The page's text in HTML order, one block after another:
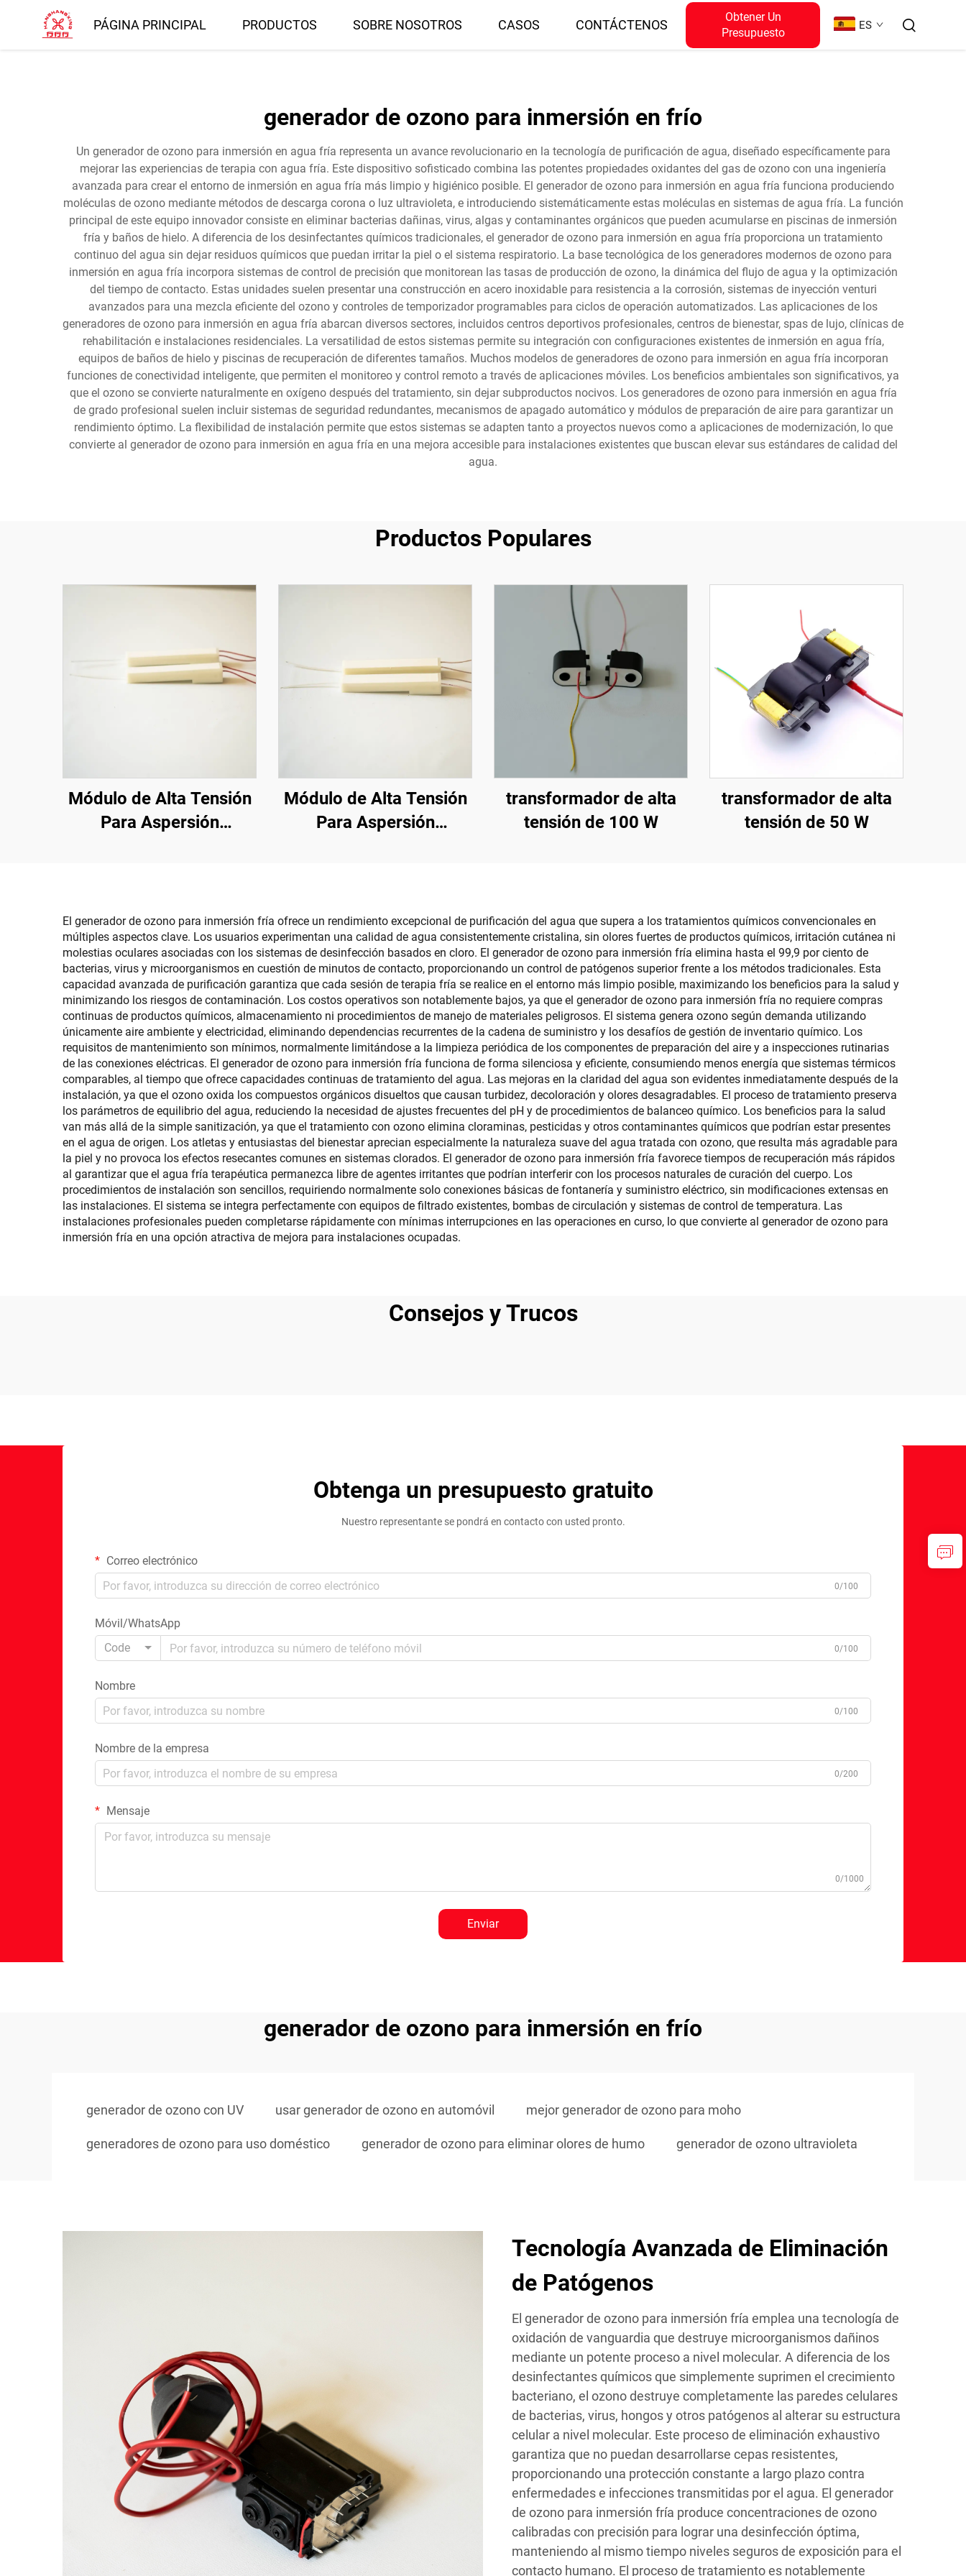
PÁGINA PRINCIPAL PRODUCTOS SOBRE NOSOTROS CASOS CONTÁCTENOS
Obtener Un
Presupuesto
ES
generador de ozono para inmersión en frío
Un generador de ozono para inmersión en agua fría representa un avance revolucionario en la tecnología de purificación de agua, diseñado específicamente para
mejorar las experiencias de terapia con agua fría. Este dispositivo sofisticado combina las potentes propiedades oxidantes del gas de ozono con una ingeniería
avanzada para crear el entorno de inmersión en agua fría más limpio y higiénico posible. El generador de ozono para inmersión en agua fría funciona produciendo
moléculas de ozono mediante métodos de descarga corona o luz ultravioleta, e introduciendo sistemáticamente estas moléculas en sistemas de agua fría. La función
principal de este equipo innovador consiste en eliminar bacterias dañinas, virus, algas y contaminantes orgánicos que pueden acumularse en piscinas de inmersión
fría y baños de hielo. A diferencia de los desinfectantes químicos tradicionales, el generador de ozono para inmersión en agua fría proporciona un tratamiento
continuo del agua sin dejar residuos químicos que puedan irritar la piel o el sistema respiratorio. La base tecnológica de los generadores modernos de ozono para
inmersión en agua fría incorpora sistemas de control de precisión que monitorean las tasas de producción de ozono, la dinámica del flujo de agua y la optimización
del tiempo de contacto. Estas unidades suelen presentar una construcción en acero inoxidable para resistencia a la corrosión, sistemas de inyección venturi
avanzados para una mezcla eficiente del ozono y controles de temporizador programables para ciclos de operación automatizados. Las aplicaciones de los
generadores de ozono para inmersión en agua fría abarcan diversos sectores, incluidos centros deportivos profesionales, centros de bienestar, spas de lujo, clínicas de
rehabilitación e instalaciones residenciales. La versatilidad de estos sistemas permite su integración con configuraciones existentes de inmersión en agua fría,
equipos de baños de hielo y piscinas de recuperación de diferentes tamaños. Muchos modelos de generadores de ozono para inmersión en agua fría incorporan
funciones de conectividad inteligente, que permiten el monitoreo y control remoto a través de aplicaciones móviles. Los beneficios ambientales son significativos, ya
que el ozono se convierte naturalmente en oxígeno después del tratamiento, sin dejar subproductos nocivos. Los generadores de ozono para inmersión en agua fría
de grado profesional suelen incluir sistemas de seguridad redundantes, mecanismos de apagado automático y módulos de preparación de aire para garantizar un
rendimiento óptimo. La flexibilidad de instalación permite que estos sistemas se adapten tanto a proyectos nuevos como a aplicaciones de modernización, lo que
convierte al generador de ozono para inmersión en agua fría en una mejora accesible para instalaciones existentes que buscan elevar sus estándares de calidad del
agua.
Productos Populares
Módulo de Alta Tensión
Para Aspersión
Módulo de Alta Tensión
Para Aspersión
transformador de alta
tensión de 100 W
transformador de alta
tensión de 50 W
El generador de ozono para inmersión fría ofrece un rendimiento excepcional de purificación del agua que supera a los tratamientos químicos convencionales en
múltiples aspectos clave. Los usuarios experimentan una calidad de agua consistentemente cristalina, sin olores fuertes de productos químicos, irritación cutánea ni
molestias oculares asociadas con los sistemas de desinfección basados en cloro. El generador de ozono para inmersión fría elimina hasta el 99,9 por ciento de
bacterias, virus y microorganismos en cuestión de minutos de contacto, proporcionando un control de patógenos superior frente a los métodos tradicionales. Esta
capacidad avanzada de purificación garantiza que cada sesión de terapia fría se realice en el entorno más limpio posible, maximizando los beneficios para la salud y
minimizando los riesgos de contaminación. Los costos operativos son notablemente bajos, ya que el generador de ozono para inmersión fría no requiere compras
continuas de productos químicos, almacenamiento ni procedimientos de manejo de materiales peligrosos. El sistema genera ozono según demanda utilizando
únicamente aire ambiente y electricidad, eliminando dependencias recurrentes de la cadena de suministro y los desafíos de gestión de inventario químico. Los
requisitos de mantenimiento son mínimos, normalmente limitándose a la limpieza periódica de los componentes de preparación del aire y a inspecciones rutinarias
de las conexiones eléctricas. El generador de ozono para inmersión fría funciona de forma silenciosa y eficiente, consumiendo menos energía que sistemas térmicos
comparables, al tiempo que ofrece capacidades continuas de tratamiento del agua. Las mejoras en la claridad del agua son evidentes inmediatamente después de la
instalación, ya que el ozono oxida los compuestos orgánicos disueltos que causan turbidez, decoloración y olores desagradables. El proceso de tratamiento preserva
los parámetros de equilibrio del agua, reduciendo la necesidad de ajustes frecuentes del pH y de procedimientos de balanceo químico. Los beneficios para la salud
van más allá de la simple sanitización, ya que el tratamiento con ozono elimina cloraminas, pesticidas y otros contaminantes químicos que podrían estar presentes
en el agua de origen. Los atletas y entusiastas del bienestar aprecian especialmente la naturaleza suave del agua tratada con ozono, que resulta más agradable para
la piel y no provoca los efectos resecantes comunes en sistemas clorados. El generador de ozono para inmersión fría favorece tiempos de recuperación más rápidos
al garantizar que el agua fría terapéutica permanezca libre de agentes irritantes que podrían interferir con los procesos naturales de curación del cuerpo. Los
procedimientos de instalación son sencillos, requiriendo normalmente solo conexiones básicas de fontanería y suministro eléctrico, sin modificaciones extensas en
las instalaciones. El sistema se integra perfectamente con equipos de filtrado existentes, bombas de circulación y sistemas de control de temperatura. Las
instalaciones profesionales pueden completarse rápidamente con mínimas interrupciones en las operaciones en curso, lo que convierte al generador de ozono para
inmersión fría en una opción atractiva de mejora para instalaciones ocupadas.
Consejos y Trucos
Obtenga un presupuesto gratuito
Nuestro representante se pondrá en contacto con usted pronto.
Correo electrónico
0/100
Móvil/WhatsApp
Code
0/100
Nombre
0/100
Nombre de la empresa
0/200
Mensaje
0/1000
Enviar
generador de ozono para inmersión en frío
generador de ozono con UV usar generador de ozono en automóvil mejor generador de ozono para moho
generadores de ozono para uso doméstico generador de ozono para eliminar olores de humo generador de ozono ultravioleta
Tecnología Avanzada de Eliminación
de Patógenos
El generador de ozono para inmersión fría emplea una tecnología de
oxidación de vanguardia que destruye microorganismos dañinos
mediante un potente proceso a nivel molecular. A diferencia de los
desinfectantes químicos que simplemente suprimen el crecimiento
bacteriano, el ozono destruye completamente las paredes celulares
de bacterias, virus, hongos y otros patógenos al alterar su estructura
celular a nivel molecular. Este proceso de eliminación exhaustivo
garantiza que no puedan desarrollarse cepas resistentes,
proporcionando una protección constante a largo plazo contra
enfermedades e infecciones transmitidas por el agua. El generador
de ozono para inmersión fría produce concentraciones de ozono
calibradas con precisión para lograr una desinfección óptima,
manteniendo al mismo tiempo niveles seguros de exposición para el
contacto humano. El proceso de tratamiento es notablemente